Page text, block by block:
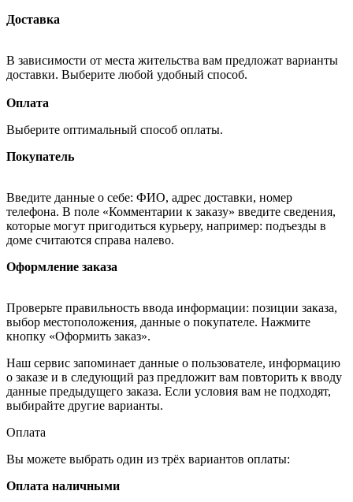
Доставка
В зависимости от места жительства вам предложат варианты
доставки. Выберите любой удобный способ.
Оплата
Выберите оптимальный способ оплаты.
Покупатель
Введите данные о себе: ФИО, адрес доставки, номер
телефона. В поле «Комментарии к заказу» введите сведения,
которые могут пригодиться курьеру, например: подъезды в
доме считаются справа налево.
Оформление заказа
Проверьте правильность ввода информации: позиции заказа,
выбор местоположения, данные о покупателе. Нажмите
кнопку «Оформить заказ».
Наш сервис запоминает данные о пользователе, информацию
о заказе и в следующий раз предложит вам повторить к вводу
данные предыдущего заказа. Если условия вам не подходят,
выбирайте другие варианты.
Оплата
Вы можете выбрать один из трёх вариантов оплаты:
Оплата наличными